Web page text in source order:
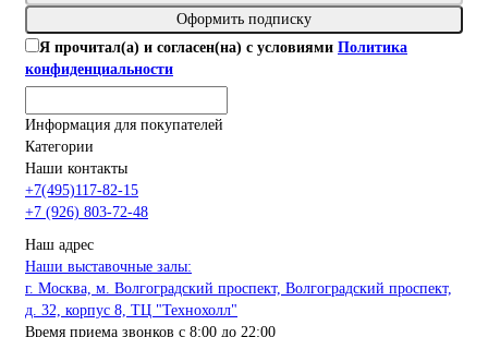
Оформить подписку
Я прочитал(а) и согласен(на) с условиями Политика
конфиденциальности
Информация для покупателей
Категории
Наши контакты
+7(495)117-82-15
+7 (926) 803-72-48
Наш адрес
Наши выставочные залы:
г. Москва, м. Волгоградский проспект, Волгоградский проспект,
д. 32, корпус 8, ТЦ "Технохолл"
Время приема звонков с 8:00 до 22:00